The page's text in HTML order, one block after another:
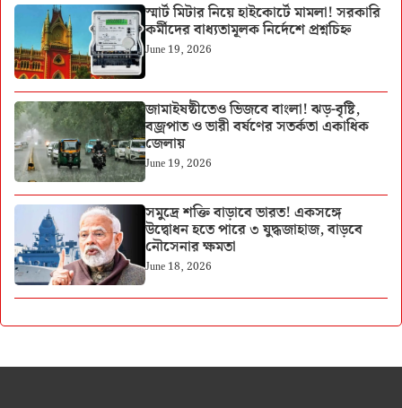
স্মার্ট মিটার নিয়ে হাইকোর্টে মামলা! সরকারি
কর্মীদের বাধ্যতামূলক নির্দেশে প্রশ্নচিহ্ন
June 19, 2026
জামাইষষ্ঠীতেও ভিজবে বাংলা! ঝড়-বৃষ্টি,
বজ্রপাত ও ভারী বর্ষণের সতর্কতা একাধিক
জেলায়
June 19, 2026
সমুদ্রে শক্তি বাড়াবে ভারত! একসঙ্গে
উদ্বোধন হতে পারে ৩ যুদ্ধজাহাজ, বাড়বে
নৌসেনার ক্ষমতা
June 18, 2026